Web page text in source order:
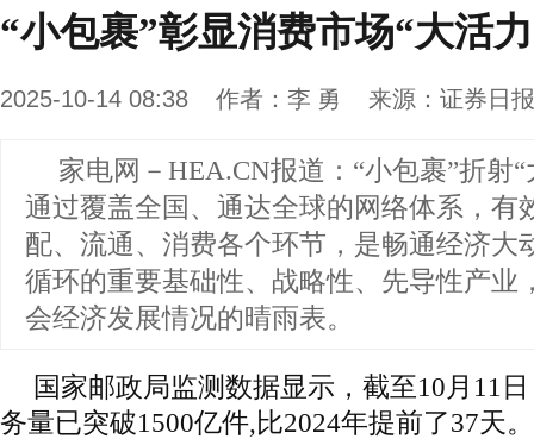
“小包裹”彰显消费市场“大活
2025-10-14 08:38 作者： 李 勇 来源： 证券日报
家电网－HEA.CN报道： “小包裹”折射
通过覆盖全国、通达全球的网络体系，有
配、流通、消费各个环节，是畅通经济大
循环的重要基础性、战略性、先导性产业
会经济发展情况的晴雨表。
国家邮政局监测数据显示，截至10月11
务量已突破1500亿件,比2024年提前了37天。